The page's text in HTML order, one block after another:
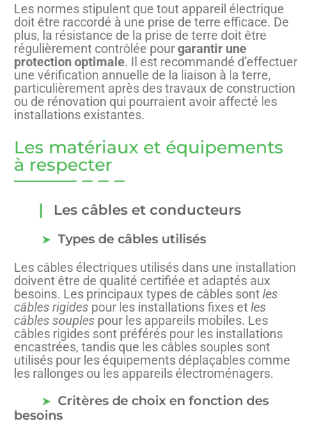
Les normes stipulent que tout appareil électrique
doit être raccordé à une prise de terre efficace. De
plus, la résistance de la prise de terre doit être
régulièrement contrôlée pourgarantir une
protection optimale. Il est recommandé d’effectuer
une vérification annuelle de la liaison à la terre,
particulièrement après des travaux de construction
ou de rénovation qui pourraient avoir affecté les
installations existantes.
Les matériaux et équipements
à respecter
Les câbles et conducteurs
Types de câbles utilisés
Les câbles électriques utilisés dans une installation
doivent être de qualité certifiée et adaptés aux
besoins. Les principaux types de câbles sontles
câbles rigides pour les installations fixes etles
câbles souples pour les appareils mobiles. Les
câbles rigides sont préférés pour les installations
encastrées, tandis que les câbles souples sont
utilisés pour les équipements déplaçables comme
les rallonges ou les appareils électroménagers.
Critères de choix en fonction des
besoins